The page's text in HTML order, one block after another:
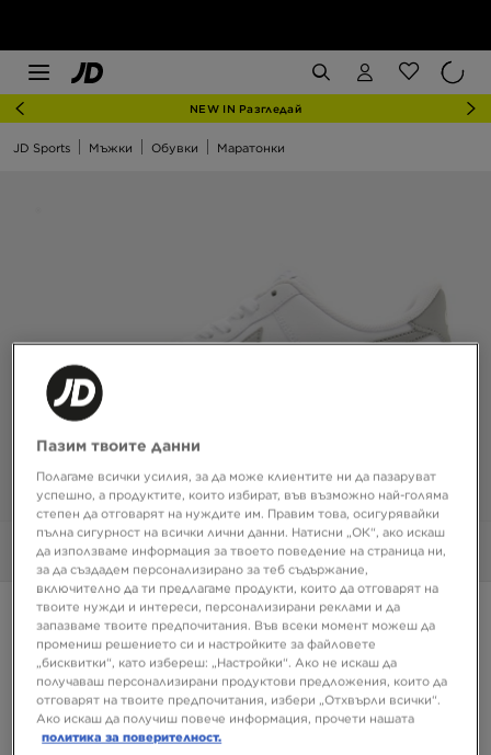
NEW IN Разгледай
JD Sports Мъжки Обувки Маратонки
Снимки 360°
Супер оферта
NIKE AIR FORCE 1 '07
75,99 €
148,62 ЛВ.
Пазим твоите данни
Полагаме всички усилия, за да може клиентите ни да пазаруват
успешно, а продуктите, които избират, във възможно най-голяма
степен да отговарят на нуждите им. Правим това, осигурявайки
пълна сигурност на всички лични данни. Натисни „ОК“, ако искаш
да използваме информация за твоето поведение на страница ни,
за да създадем персонализирано за теб съдържание,
включително да ти предлагаме продукти, които да отговарят на
твоите нужди и интереси, персонализирани реклами и да
запазваме твоите предпочитания. Във всеки момент можеш да
промениш решението си и настройките за файловете
„бисквитки“, като избереш: „Настройки“. Ако не искаш да
получаваш персонализирани продуктови предложения, които да
отговарят на твоите предпочитания, избери „Отхвърли всички“.
Ако искаш да получиш повече информация, прочети нашата
политика за поверителност.